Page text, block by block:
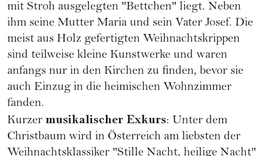
mit Stroh ausgelegten "Bettchen" liegt. Neben
ihm seine Mutter Maria und sein Vater Josef. Die
meist aus Holz gefertigten Weihnachtskrippen
sind teilweise kleine Kunstwerke und waren
anfangs nur in den Kirchen zu finden, bevor sie
auch Einzug in die heimischen Wohnzimmer
fanden.
Kurzer musikalischer Exkurs: Unter dem
Christbaum wird in Österreich am liebsten der
Weihnachtsklassiker "Stille Nacht, heilige Nacht"